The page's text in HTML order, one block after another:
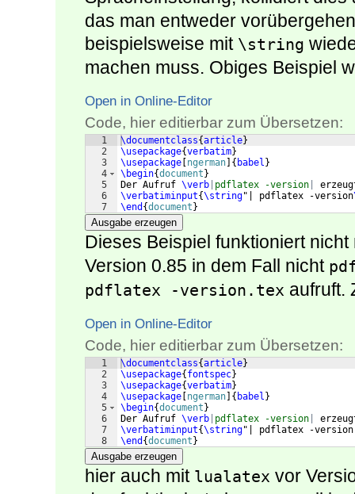
das man entweder
beispielsweise mit \string
machen muss. Obiges Beispiel
Open in Online-Editor
Code, hier editierbar zum Übersetzen:
1
2
3
4
5
6
7
\documentclass{article}
\usepackage{verbatim}
\usepackage ngerman { babel }
\begin{document }
Der Aufruf \verb pdflatex -version
\verbatiminput{\string"| pdflatex -version
\end {document }
Ausgabe erzeugen
Dieses Beispiel funktioniert
Version 0.85 in dem Fall nicht
pdflatex -version.tex aufruft.
Open in Online-Editor
Code, hier editierbar zum Übersetzen:
1
2
3
4
5
6
7
8
\documentclass{article}
\usepackage{ fontspec}
\usepackage{verbatim}
\usepackage ngerman { babel }
\begin{document }
Der Aufruf \verb pdflatex -version
\verbatiminput{\string"| pdflatex -
\end {document }
Ausgabe erzeugen
hier auch mit lualatex vor